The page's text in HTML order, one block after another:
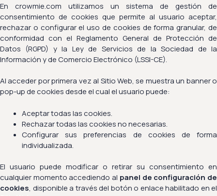
En crowmie.com utilizamos un sistema de gestión de
consentimiento de cookies que permite al usuario aceptar,
rechazar o configurar el uso de cookies de forma granular, de
conformidad con el Reglamento General de Protección de
Datos (RGPD) y la Ley de Servicios de la Sociedad de la
Información y de Comercio Electrónico (LSSI-CE).
Al acceder por primera vez al Sitio Web, se muestra un banner o
pop-up de cookies desde el cual el usuario puede:
Aceptar todas las cookies.
Rechazar todas las cookies no necesarias.
Configurar sus preferencias de cookies de forma
individualizada.
El usuario puede modificar o retirar su consentimiento en
cualquier momento accediendo al panel de configuración de
cookies, disponible a través del botón o enlace habilitado en el